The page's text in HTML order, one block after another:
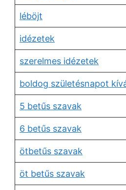
léböjt
idézetek
szerelmes idézetek
boldog születésnapot
5 betűs szavak
6 betűs szavak
ötbetűs szavak
öt betűs szavak